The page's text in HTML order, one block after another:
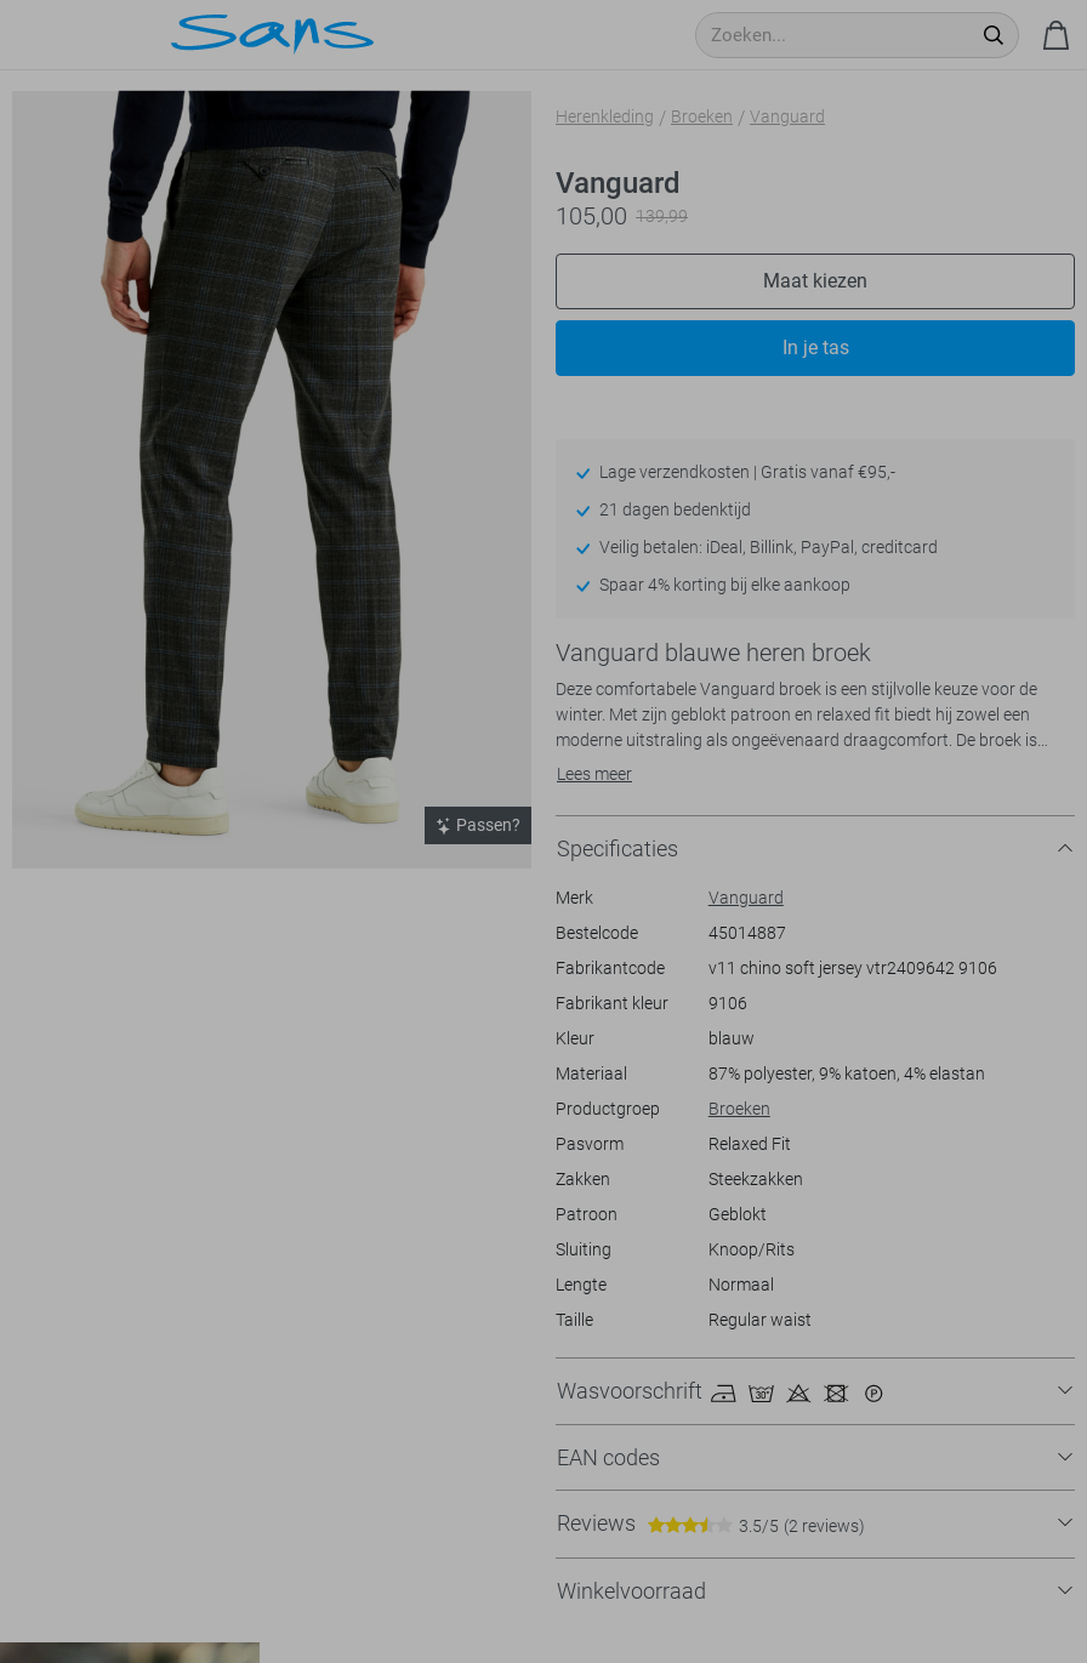
Passen?
Herenkleding Broeken Vanguard
Vanguard
105,00 139,99
Maat kiezen
In je tas
Lage verzendkosten | Gratis vanaf €95,-
21 dagen bedenktijd
Veilig betalen: iDeal, Billink, PayPal, creditcard
Spaar 4% korting bij elke aankoop
Vanguard blauwe heren broek
Deze comfortabele Vanguard broek is een stijlvolle keuze voor de
winter. Met zijn geblokt patroon en relaxed fit biedt hij zowel een
moderne uitstraling als ongeëvenaard draagcomfort. De broek is
gemaakt van 87% polyester, 9% katoen en 4% elastaan, wat zorgt
taillehoogte maken hem praktisch en geschikt voor dagelijks gebruik.
De Vanguard broek is ideaal voor casual gelegenheden. Of je nu een
ontspannen dag op het werk hebt of een weekenduitje plant, deze
en ritssluiting en de normale lengte biedt hij eenvoud en
gebruiksgemak. Combineer hem met een eenvoudige trui en sneakers
voor een zorgeloze, modieuze look die je de hele dag door kunt
Lees meer
Specificaties
Merk
Vanguard
Bestelcode
45014887
Fabrikantcode
v11 chino soft jersey vtr2409642 9106
Fabrikant kleur
9106
Kleur
blauw
Materiaal
87% polyester, 9% katoen, 4% elastan
Productgroep
Broeken
Pasvorm
Relaxed Fit
Zakken
Steekzakken
Patroon
Geblokt
Sluiting
Knoop/Rits
Lengte
Normaal
Taille
Regular waist
Wasvoorschrift
EAN codes
Reviews 3.5/5 (2 reviews)
Winkelvoorraad